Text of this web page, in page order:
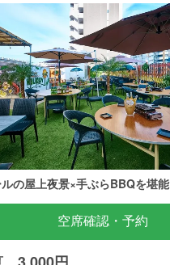
の屋上夜景×手ぶらBBQを堪能
空席確認・予約